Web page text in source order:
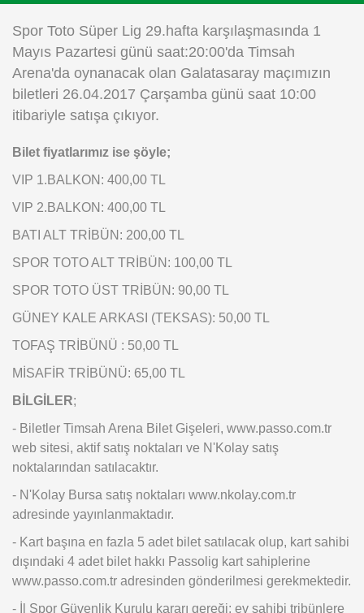
Instagram
Android
iOS
Spor Toto Süper Lig 29.hafta karşılaşmasında 1
Mayıs Pazartesi günü saat:20:00'da Timsah
Arena'da oynanacak olan Galatasaray maçımızın
biletleri 26.04.2017 Çarşamba günü saat 10:00
itibariyle satışa çıkıyor.
Bilet fiyatlarımız ise şöyle;
VIP 1.BALKON: 400,00 TL
VIP 2.BALKON: 400,00 TL
BATI ALT TRİBÜN: 200,00 TL
SPOR TOTO ALT TRİBÜN: 100,00 TL
SPOR TOTO ÜST TRİBÜN: 90,00 TL
GÜNEY KALE ARKASI (TEKSAS): 50,00 TL
TOFAŞ TRİBÜNÜ : 50,00 TL
MİSAFİR TRİBÜNÜ: 65,00 TL
BİLGİLER;
- Biletler Timsah Arena Bilet Gişeleri, www.passo.com.tr
web sitesi, aktif satış noktaları ve N'Kolay satış
noktalarından satılacaktır.
- N'Kolay Bursa satış noktaları www.nkolay.com.tr
adresinde yayınlanmaktadır.
- Kart başına en fazla 5 adet bilet satılacak olup, kart sahibi
dışındaki 4 adet bilet hakkı Passolig kart sahiplerine
www.passo.com.tr adresinden gönderilmesi gerekmektedir.
- İl Spor Güvenlik Kurulu kararı gereği; ev sahibi tribünlere